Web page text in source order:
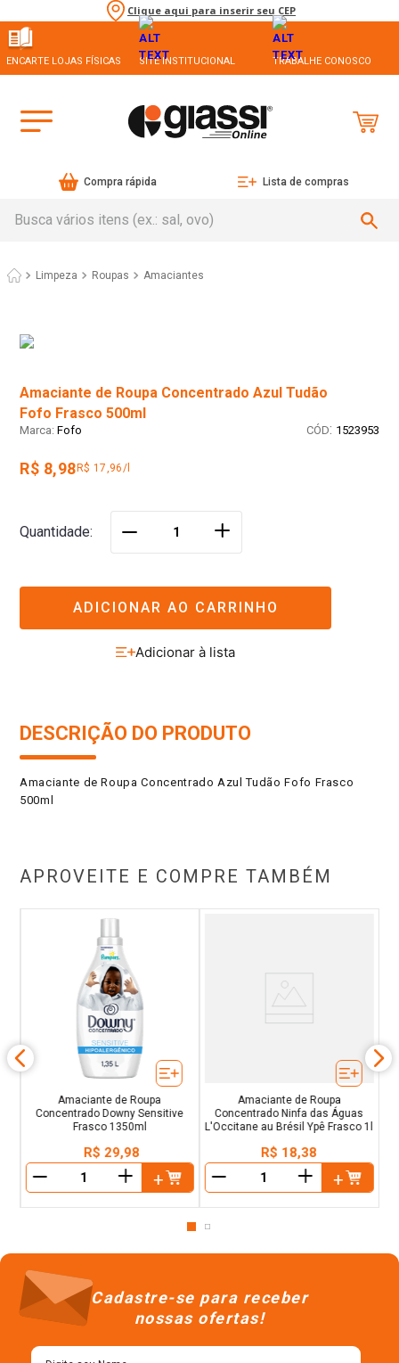
Clique aqui para inserir seu CEP
ENCARTE LOJAS FÍSICAS SITE INSTITUCIONAL TRABALHE CONOSCO
Compra rápida Lista de compras
Limpeza Roupas Amaciantes
Amaciante de Roupa Concentrado Azul Tudão
Fofo Frasco 500ml
Fofo : 1523953
R$ 8,98 R$ 17,96/l
Quantidade ＋
ADICIONAR AO CARRINHO
DESCRIÇÃO DO PRODUTO
Amaciante de Roupa Concentrado Azul Tudão Fofo Frasco
500ml
APROVEITE E COMPRE TAMBÉM
Amaciante de Roupa
Concentrado Downy Sensitive
Frasco 1350ml
R$ 29,98
＋
Amaciante de Roupa
Concentrado Ninfa das Águas
L'Occitane au Brésil Ypê Frasco 1l
R$ 18,38
＋
Cadastre-se para receber
nossas ofertas!